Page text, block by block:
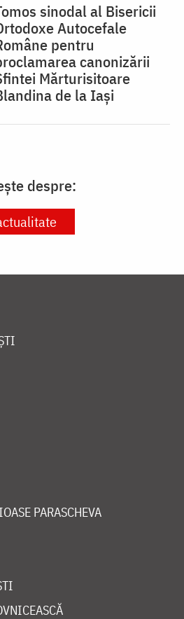
sinodal al Bisericii
Autocefale
pentru
canonizării
Mărturisitoare
de la Iași
despre:
PARASCHEVA